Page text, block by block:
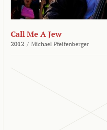
Call Me A Jew
2012 / Michael Pfeifenberger